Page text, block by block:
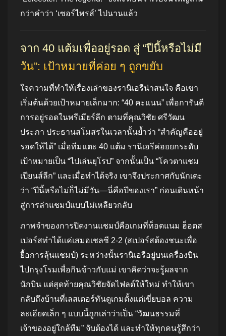
กว่าคำว่า ‘เซอร์ไพรส์’ ไปนานแล้ว
จาก 40 แต้มเพื่ออยู่รอด สู่ “ปีนี้หรือไม่มี
วัน”: เป้าหมายที่ค่อย ๆ ถูกขยับ
ใจความที่ทำให้เรื่องเล่าของรานิเอรีน่าสนใจ คือเขา
เริ่มต้นด้วยเป้าหมายเล็กมาก: “40 คะแนน” เพื่อการันตี
การอยู่รอดในพรีเมียร์ลีก ตามที่คุณวิชัย ศรีวัฒน
ประภา ประธานสโมสรในเวลานั้นย้ำว่า “สำคัญคืออยู่
รอดให้ได้” เมื่อทีมแตะ 40 แต้ม รานิเอรีค่อยยกระดับ
เป้าหมายเป็น “ไปเล่นยุโรป” จากนั้นเป็น “โควตาแชม
เปียนส์ลีก” และเมื่อทำได้จริง เขาจึงประกาศกับนักเตะ
ว่า “ปีนี้หรือไม่ก็ไม่มีวัน—นี่คือปีของเรา” ก่อนเดินหน้า
สู่การล่าแชมป์แบบไม่เหลียวกลับ
ภาพจำของการปิดงานแชมป์คือเกมที่ท็อตแนม ฮ็อตส
เปอร์สทำได้แค่เสมอเชลซี 2-2 (สเปอร์สต้องชนะเพื่อ
ยื้อการลุ้นแชมป์) ระหว่างนั้นรานิเอรีอยู่บนเครื่องบิน
ไปกรุงโรมเพื่อกินข้าวกับแม่ เขาคิดว่าจะรู้ผลจาก
นักบิน แต่สุดท้ายคุณวิชัยจัดไฟลต์ให้ใหม่ ทำให้เขา
กลับถึงบ้านที่เลสเตอร์ทันดูเกมตั้งแต่เขี่ยบอล ความ
ละเอียดเล็ก ๆ แบบนี้ถูกเล่าว่าเป็น “วัฒนธรรมที่
เจ้าของอยู่ใกล้ทีม” จับต้องได้ และทำให้ทุกคนรู้สึกว่า